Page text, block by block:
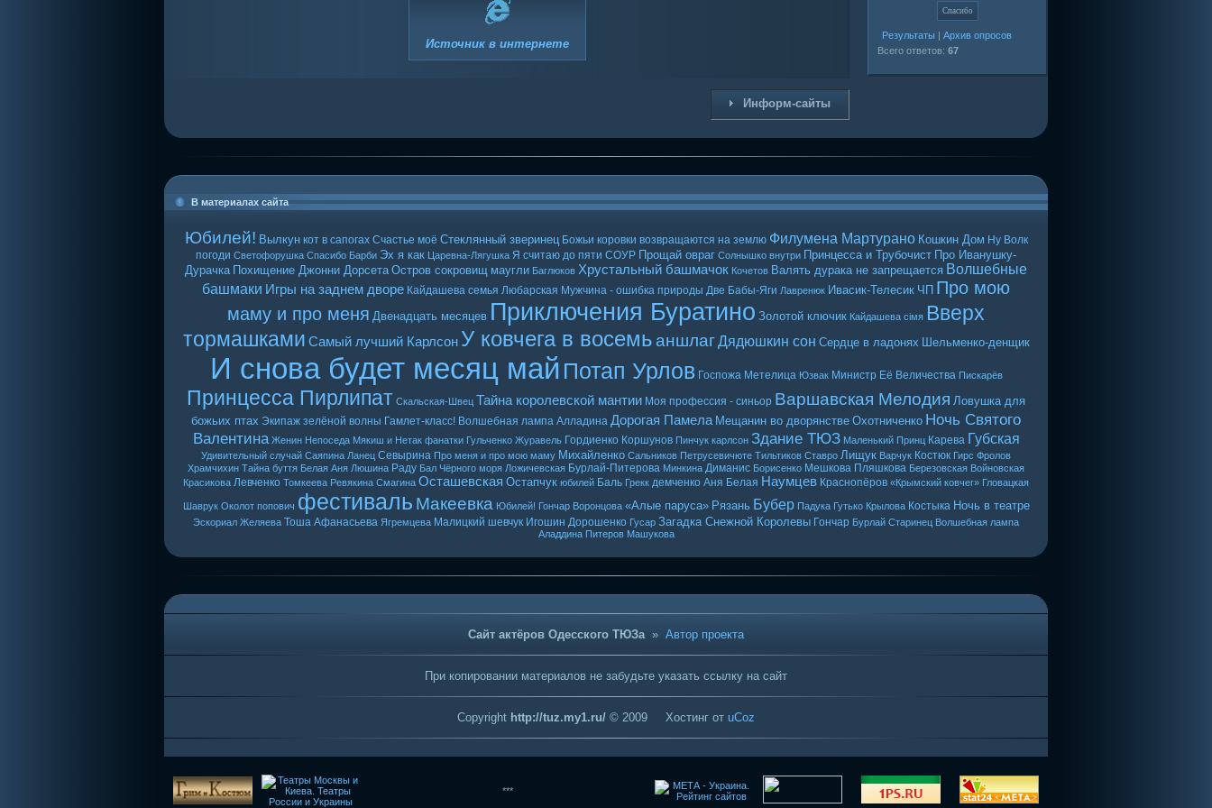
Источник в интернете
Информ-сайты
Результаты | Архив опросов
Всего ответов: 67
В материалах сайта
Юбилей! Вылкун кот в сапогах Счастье моё Стеклянный зверинец Божьи коровки возвращаются на землю Филумена Мартурано Кошкин Дом Ну Волк
погоди Светофорушка Спасибо Барби Эх я как Царевна-Лягушка Я считаю до пяти СОУР Прощай овраг Солнышко внутри Принцесса и Трубочист Про Иванушку-
Дурачка Похищение Джонни Дорсета Остров сокровищ маугли Баглюков Хрустальный башмачок Кочетов Валять дурака не запрещается Волшебные
башмаки Игры на заднем дворе Кайдашева семья Любарская Мужчина - ошибка природы Две Бабы-Яги Лавренюк Ивасик-Телесик ЧП Про мою
маму и про меня Двенадцать месяцев Приключения Буратино Золотой ключик Кайдашева сiмя Вверх
тормашками Самый лучший Карлсон У ковчега в восемь аншлаг Дядюшкин сон Сердце в ладонях Шельменко-денщик
И снова будет месяц май Потап Урлов Госпожа Метелица Юзвак Министр Её Величества Пискарёв
Принцесса Пирлипат Скальская-Швец Тайна королевской мантии Моя профессия - синьор Варшавская Мелодия Ловушка для
божьих птах Экипаж зелёной волны Гамлет-класс! Волшебная лампа Алладина Дорогая Памела Мещанин во дворянстве Охотниченко Ночь Святого
Валентина Женин Непоседа Мякиш и Нетак фанатки Гульченко Журавель Гордиенко Коршунов Пинчук карлсон Здание ТЮЗ Маленький Принц Карева Губская
Удивительный случай Саяпина Ланец Севырина Про меня и про мою маму Михайленко Сальников Петрусевичюте Тильтиков Ставро Лищук Варчук Костюк Гирс Фролов
Храмчихин Тайна буття Белая Аня Люшина Раду Бал Чёрного моря Ложичевская Бурлай-Питерова Минкина Диманис Борисенко Мешкова Пляшкова Березовская Войновская
Красикова Левченко Томкеева Ревякина Смагина Осташевская Остапчук юбилей Баль Грекк демченко Аня Белая Наумцев Краснопёров «Крымский ковчег» Гловацкая
Шаврук Околот попович фестиваль Макеевка Юбилей! Гончар Воронцова «Алые паруса» Рязань Бубер Падука Гутько Крылова Костыка Ночь в театре
Эскориал Желяева Тоша Афанасьева Ягремцева Малицкий шевчук Игошин Дорошенко Гусар Загадка Снежной Королевы Гончар Бурлай Старинец Волшебная лампа
Аладдина Питеров Машукова
Сайт актёров Одесского ТЮЗа» Автор проекта
При копировании материалов не забудьте указать ссылку на сайт
Copyright http://tuz.my1.ru/ © 2009 Хостинг от uCoz
***